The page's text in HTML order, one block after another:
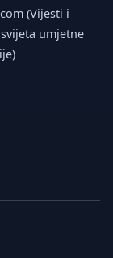
(Vijesti i
umjetne